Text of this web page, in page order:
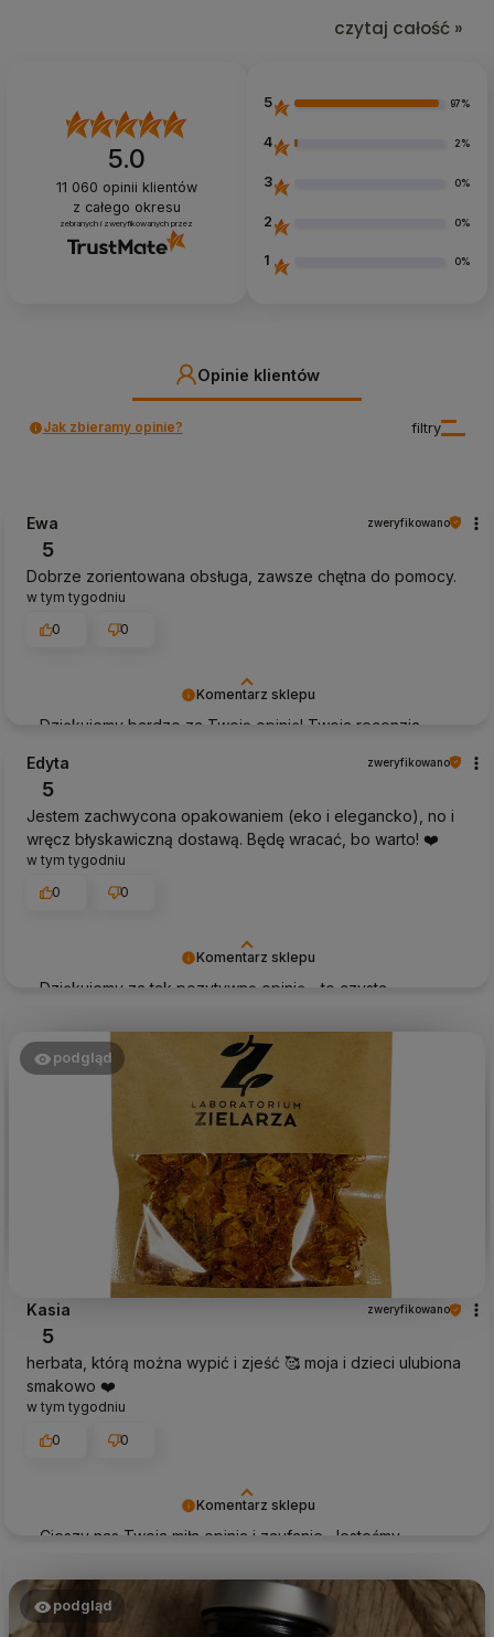
czytaj całość »
5.0
11 060 opinii klientów
z całego okresu
zebranych i zweryfikowanych przez
5 97%
4 2%
3 0%
2 0%
1 0%
Opinie klientów
filtry
Jak zbieramy opinie?
Komentarz sklepu
Dziękujemy bardzo za Twoją opinię! Twoja recenzja
właściwym torze :) Z pozdrowieniami, obsługa sklepu.
Ewa zweryfikowano
5
Dobrze zorientowana obsługa, zawsze chętna do pomocy.
w tym tygodniu
0
0
Komentarz sklepu
Dziękujemy za tak pozytywną opinię - to czysta
czas i wysiłek włożony w podzielenie się z nami Twoimi
doświadczeniami. Do zobaczenia!
Edyta zweryfikowano
5
Jestem zachwycona opakowaniem (eko i elegancko), no i
wręcz błyskawiczną dostawą. Będę wracać, bo warto! ❤️
w tym tygodniu
0
0
Komentarz sklepu
Cieszy nas Twoja miła opinia i zaufanie. Jesteśmy
pozdrowieniami, obsługa sklepu.
podgląd
Kasia zweryfikowano
5
herbata, którą można wypić i zjeść 🥰 moja i dzieci ulubiona
smakowo ❤️
w tym tygodniu
0
0
podgląd